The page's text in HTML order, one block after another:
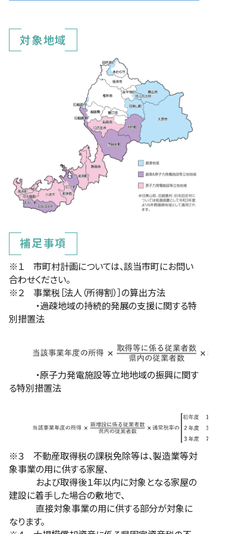
対象地域
補足事項
※１ 市町村計画については、該当市町にお問い
合わせください。
※２ 事業税［法人（所得割）］の算出方法
・過疎地域の持続的発展の支援に関する特
別措置法
・原子力発電施設等立地地域の振興に関す
る特別措置法
※３ 不動産取得税の課税免除等は、製造業等対
象事業の用に供する家屋、
および取得後１年以内に対象となる家屋の
建設に着手した場合の敷地で、
直接対象事業の用に供する部分が対象に
なります。